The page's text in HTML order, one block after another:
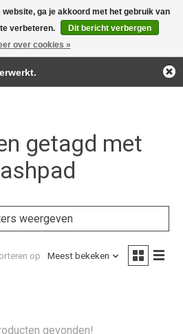
getagd met
weergeven
op Meest bekeken
gevonden!
website, ga je akkoord met het gebruik van
verbeteren.
Dit bericht verbergen
over cookies »
Deze winkel is in aanbouw.
zullen niet worden gehonoreerd of